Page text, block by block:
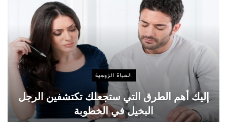
الحياة الزوجية
إليك أهم الطرق التي ستجعلك تكتشفين الرجل
البخيل في الخطوبة